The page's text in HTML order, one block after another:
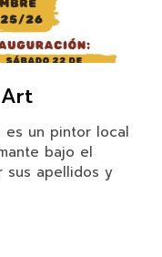
es un pintor local
bajo el
sus apellidos y